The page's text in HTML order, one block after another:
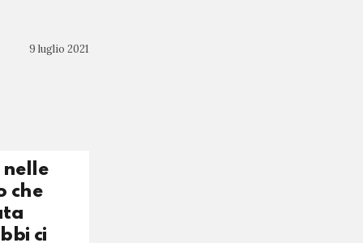
9 luglio 2021
che
ci